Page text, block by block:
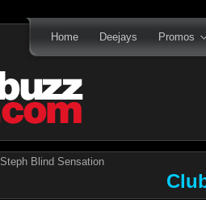
Home Deejays Promos
Steph Blind Sensation